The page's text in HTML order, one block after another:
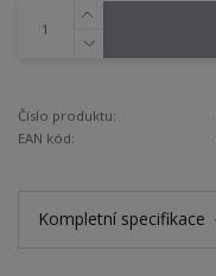
Číslo produktu:
EAN kód:
Kompletní specifikace